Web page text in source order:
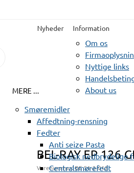
Nyheder Information
Om os
Nyttige links
About us
MERE ...
Smøremidler
Affedtning-rensning
Fedter
Anti seize Pasta
Biologisk nedbrydelige
Centralsmørefedt
BEL-RAY EP 126
Varenummer:BE 51-2-012